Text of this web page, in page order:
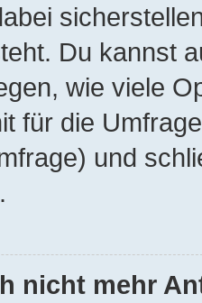
Du kannst
wie viele
für die
und
nicht mehr